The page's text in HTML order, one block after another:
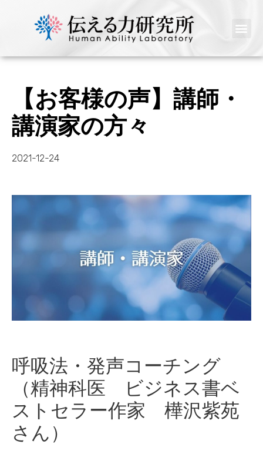
【お客様の声】講師・
講演家の方々
2021-12-24
呼吸法・発声コーチング
（精神科医 ビジネス書ベ
ストセラー作家 樺沢紫苑
さん）